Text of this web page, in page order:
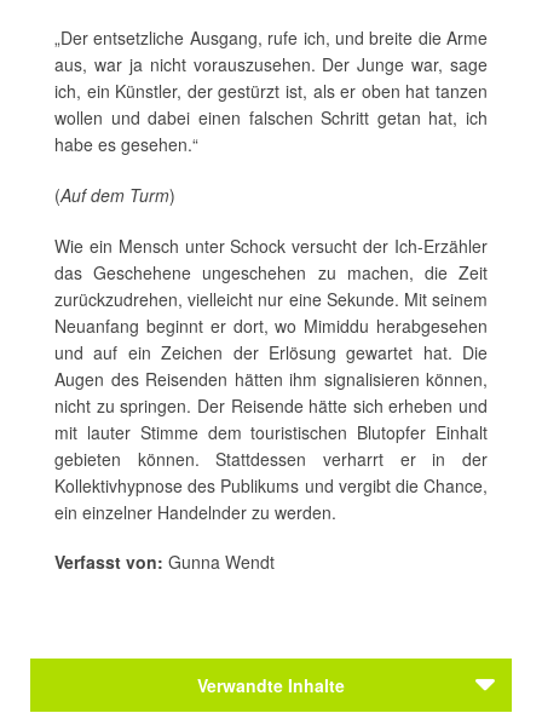
„Der entsetzliche Ausgang, rufe ich, und breite die Arme
aus, war ja nicht vorauszusehen. Der Junge war, sage
ich, ein Künstler, der gestürzt ist, als er oben hat tanzen
wollen und dabei einen falschen Schritt getan hat, ich
habe es gesehen.“
(Auf dem Turm)
Wie ein Mensch unter Schock versucht der Ich-Erzähler
das Geschehene ungeschehen zu machen, die Zeit
zurückzudrehen, vielleicht nur eine Sekunde. Mit seinem
Neuanfang beginnt er dort, wo Mimiddu herabgesehen
und auf ein Zeichen der Erlösung gewartet hat. Die
Augen des Reisenden hätten ihm signalisieren können,
nicht zu springen. Der Reisende hätte sich erheben und
mit lauter Stimme dem touristischen Blutopfer Einhalt
gebieten können. Stattdessen verharrt er in der
Kollektivhypnose des Publikums und vergibt die Chance,
ein einzelner Handelnder zu werden.
Verfasst von: Gunna Wendt
Verwandte Inhalte